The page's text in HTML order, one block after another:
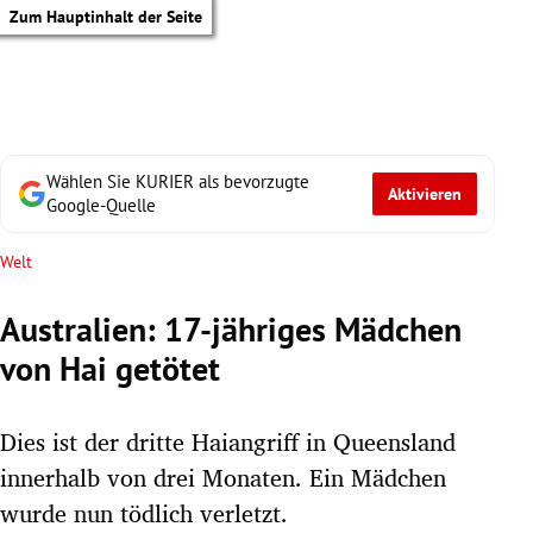
Zum Hauptinhalt der Seite
Untermenü
Wählen Sie KURIER als bevorzugte
Google-Quelle
Aktivieren
Welt
Australien: 17-jähriges Mädchen
von Hai getötet
Dies ist der dritte Haiangriff in Queensland
innerhalb von drei Monaten. Ein Mädchen
wurde nun tödlich verletzt.